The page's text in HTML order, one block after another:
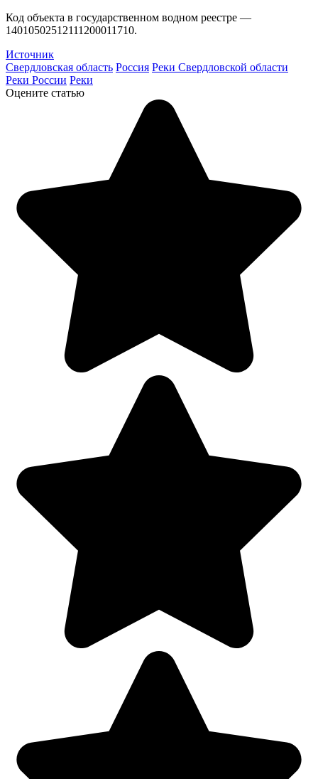
Код объекта в государственном водном реестре —
14010502512111200011710.
Источник
Свердловская область Россия Реки Свердловской области
Реки России Реки
Оцените статью